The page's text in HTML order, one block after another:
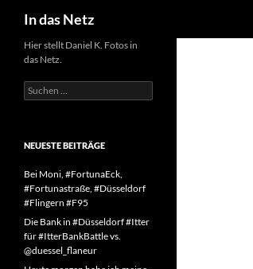
Inhalt
springen
In das Netz
Hier stellt Daniel K. Fotos in
das Netz.
Suchen
nach:
NEUESTE BEITRÄGE
Bei Moni, #FortunaEck,
#Fortunastraße, #Düsseldorf
#Flingern #F95
Die Bank in #Düsseldorf #Itter
für #ItterBankBattle vs.
@duessel_flaneur